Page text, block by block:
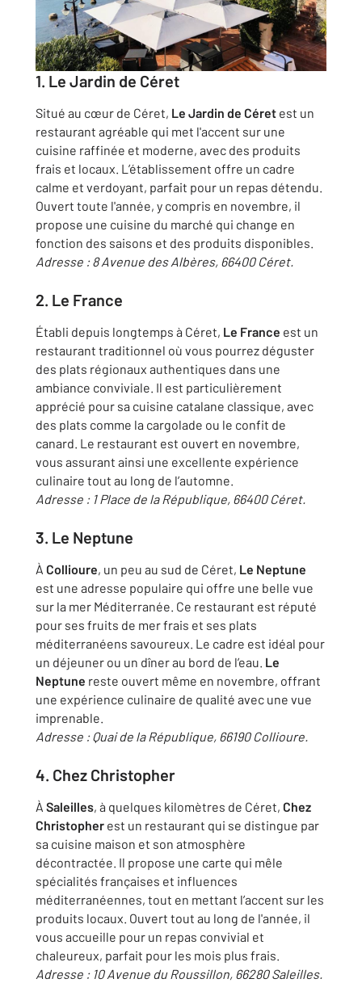
1. Le Jardin de Céret
Situé au cœur de Céret, Le Jardin de Céret est un
restaurant agréable qui met l'accent sur une
cuisine raffinée et moderne, avec des produits
frais et locaux. L’établissement offre un cadre
calme et verdoyant, parfait pour un repas détendu.
Ouvert toute l'année, y compris en novembre, il
propose une cuisine du marché qui change en
fonction des saisons et des produits disponibles.
Adresse : 8 Avenue des Albères, 66400 Céret.
2. Le France
Établi depuis longtemps à Céret, Le France est un
restaurant traditionnel où vous pourrez déguster
des plats régionaux authentiques dans une
ambiance conviviale. Il est particulièrement
apprécié pour sa cuisine catalane classique, avec
des plats comme la cargolade ou le confit de
canard. Le restaurant est ouvert en novembre,
vous assurant ainsi une excellente expérience
culinaire tout au long de l’automne.
Adresse : 1 Place de la République, 66400 Céret.
3. Le Neptune
À Collioure, un peu au sud de Céret, Le Neptune
est une adresse populaire qui offre une belle vue
sur la mer Méditerranée. Ce restaurant est réputé
pour ses fruits de mer frais et ses plats
méditerranéens savoureux. Le cadre est idéal pour
un déjeuner ou un dîner au bord de l’eau. Le
Neptune reste ouvert même en novembre, offrant
une expérience culinaire de qualité avec une vue
imprenable.
Adresse : Quai de la République, 66190 Collioure.
4. Chez Christopher
À Saleilles, à quelques kilomètres de Céret, Chez
Christopher est un restaurant qui se distingue par
sa cuisine maison et son atmosphère
décontractée. Il propose une carte qui mêle
spécialités françaises et influences
méditerranéennes, tout en mettant l’accent sur les
produits locaux. Ouvert tout au long de l'année, il
vous accueille pour un repas convivial et
chaleureux, parfait pour les mois plus frais.
Adresse : 10 Avenue du Roussillon, 66280 Saleilles.